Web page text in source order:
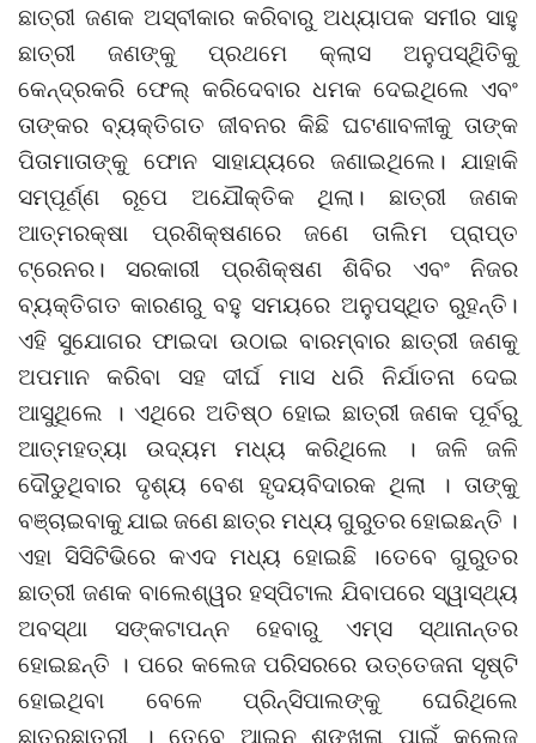
ଛାତ୍ରୀ ଜଣକ ଅସ୍ବୀକାର କରିବାରୁ ଅଧ୍ୟାପକ ସମୀର ସାହୁ
ଛାତ୍ରୀ ଜଣଙ୍କୁ ପ୍ରଥମେ କ୍ଲାସ ଅନୁପସ୍ଥିିତିକୁ
କେନ୍ଦ୍ରକରି ଫେଲ୍ କରିଦେବାର ଧମକ ଦେଇଥିଲେ ଏବଂ
ତାଙ୍କର ବ୍ୟକ୍ତିଗତ ଜୀବନର କିଛି ଘଟଣାବଳୀକୁ ତାଙ୍କ
ପିତାମାତାଙ୍କୁ ଫୋନ ସାହାଯ୍ୟରେ ଜଣାଇଥିଲେ। ଯାହାକି
ସମ୍ପୂର୍ଣ୍ଣ ରୂପେ ଅଯୌକ୍ତିକ ଥିଲା। ଛାତ୍ରୀ ଜଣକ
ଆତ୍ମରକ୍ଷା ପ୍ରଶିକ୍ଷଣରେ ଜଣେ ତାଲିମ ପ୍ରାପ୍ତ
ଟ୍ରେନର। ସରକାରୀ ପ୍ରଶିକ୍ଷଣ ଶିବିର ଏବଂ ନିଜର
ବ୍ୟକ୍ତିଗତ କାରଣରୁ ବହୁ ସମୟରେ ଅନୁପସ୍ଥିତ ରୁହନ୍ତି।
ଏହି ସୁଯୋଗର ଫାଇଦା ଉଠାଇ ବାରମ୍ବାର ଛାତ୍ରୀ ଜଣକୁ
ଅପମାନ କରିବା ସହ ଦୀର୍ଘ ମାସ ଧରି ନିର୍ଯାତନା ଦେଇ
ଆସୁଥିଲେ । ଏଥିରେ ଅତିଷ୍ଠ ହୋଇ ଛାତ୍ରୀ ଜଣକ ପୂର୍ବରୁ
ଆତ୍ମହତ୍ୟା ଉଦ୍ୟମ ମଧ୍ୟ କରିଥିଲେ । ଜଳି ଜଳି
ଦୌଡୁଥିବାର ଦୃଶ୍ୟ ବେଶ ହୃଦୟବିଦାରକ ଥିଲା । ତାଙ୍କୁ
ବଞ୍ଚାଇବାକୁ ଯାଇ ଜଣେ ଛାତ୍ର ମଧ୍ୟ ଗୁରୁତର ହୋଇଛନ୍ତି ।
ଏହା ସିସିଟିଭିରେ କଏଦ ମଧ୍ୟ ହୋଇଛି ।ତେବେ ଗୁରୁତର
ଛାତ୍ରୀ ଜଣକ ବାଲେଶ୍ୱର ହସ୍ପିଟାଲ ଯିବାପରେ ସ୍ୱାସ୍ଥ୍ୟ
ଅବସ୍ଥା ସଙ୍କଟାପନ୍ନ ହେବାରୁ ଏମ୍ସ ସ୍ଥାନାନ୍ତର
ହୋଇଛନ୍ତି । ପରେ କଲେଜ ପରିସରରେ ଉତ୍ତେଜନା ସୃଷ୍ଟି
ହୋଇଥିବା ବେଳେ ପ୍ରିନ୍ସିପାଲଙ୍କୁ ଘେରିଥିଲେ
ଛାତ୍ରଛାତ୍ରୀ । ତେବେ ଆଇନ ଶୃଙ୍ଖଳା ପାଇଁ କଲେଜ